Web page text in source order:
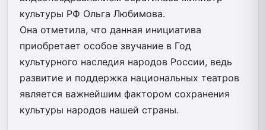
культуры РФ Ольга Любимова.
Она отметила, что данная инициатива
приобретает особое звучание в Год
культурного наследия народов России, ведь
развитие и поддержка национальных театров
является важнейшим фактором сохранения
культуры народов нашей страны.